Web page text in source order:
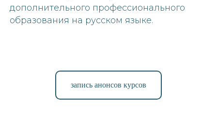
дополнительного профессионального
образования на русском языке.
запись анонсов курсов